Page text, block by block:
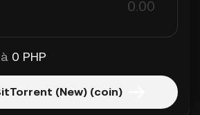
0 PHP
(New) (coin)